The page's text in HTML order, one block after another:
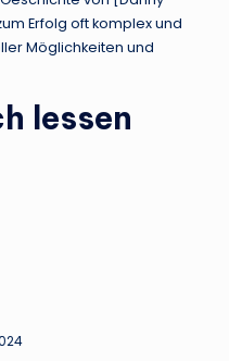
Erfolg oft komplex und
Möglichkeiten und
lessen